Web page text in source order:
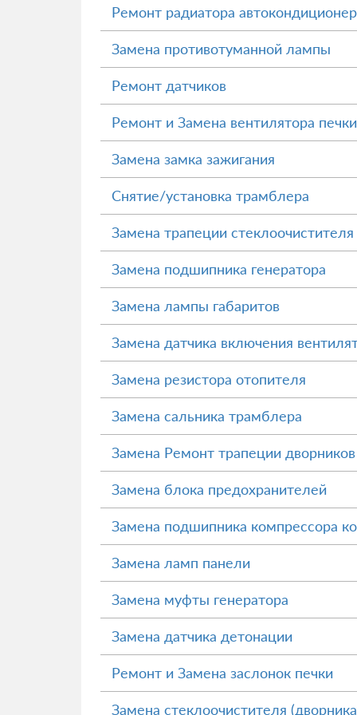
Ремонт радиатора
Замена противотуманной лампы
Ремонт датчиков
Ремонт и Замена вентилятора печки
Замена замка зажигания
Снятие/установка трамблера
Замена трапеции стеклоочистителя
Замена подшипника генератора
Замена лампы габаритов
Замена датчика включения
Замена резистора отопителя
Замена сальника трамблера
Замена Ремонт трапеции дворников
Замена блока предохранителей
Замена подшипника компрессора
Замена ламп панели
Замена муфты генератора
Замена датчика детонации
Ремонт и Замена заслонок печки
Замена стеклоочистителя